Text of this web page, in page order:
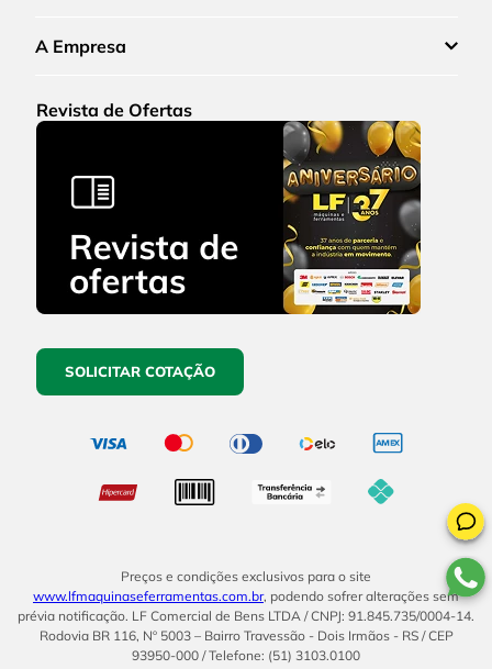
A Empresa
Revista de Ofertas
SOLICITAR COTAÇÃO
Preços e condições exclusivos para o site
www.lfmaquinaseferramentas.com.br, podendo sofrer alterações sem
prévia notificação. LF Comercial de Bens LTDA / CNPJ: 91.845.735/0004-14.
Rodovia BR 116, Nº 5003 – Bairro Travessão - Dois Irmãos - RS / CEP
93950-000 / Telefone: (51) 3103.0100